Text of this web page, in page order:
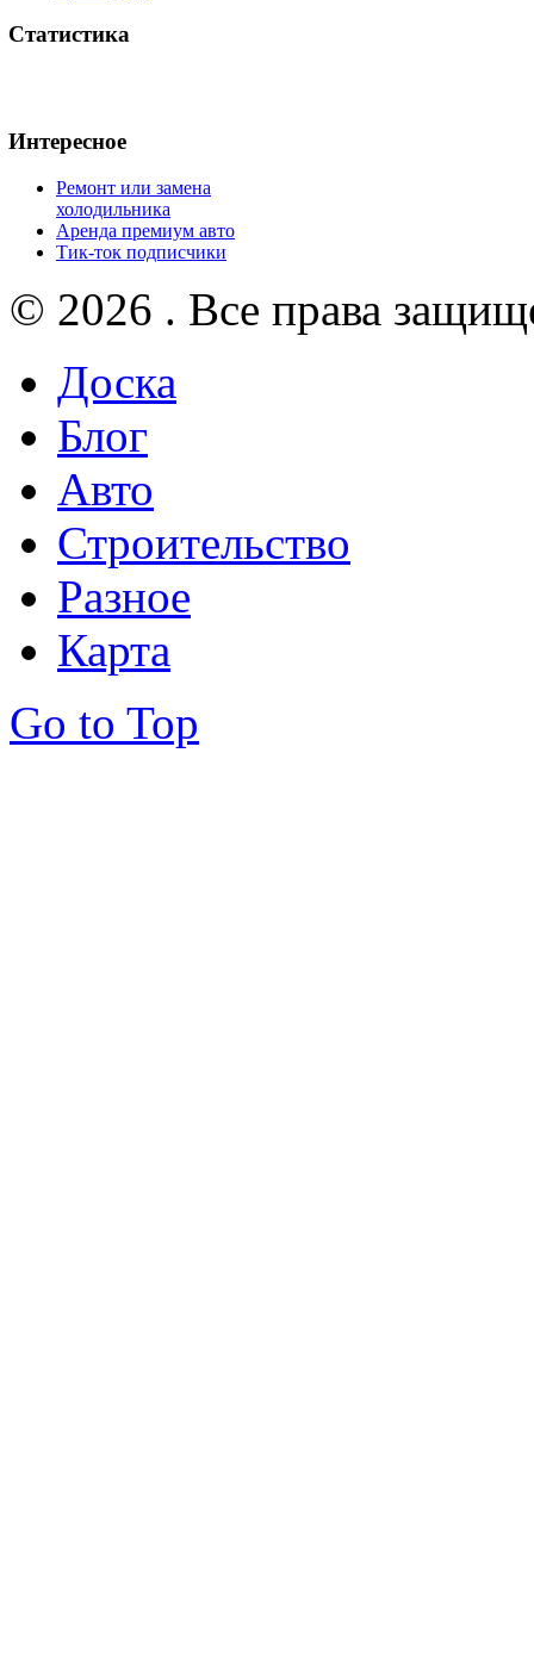
Статистика
Интересное
Ремонт или замена
холодильника
Аренда премиум авто
Тик-ток подписчики
© 2026 . Все права
Доска
Блог
Авто
Строительство
Разное
Карта
Go to Top